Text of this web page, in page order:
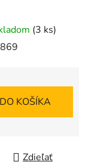
(3 ks)
DO KOŠÍKA
Zdieľať